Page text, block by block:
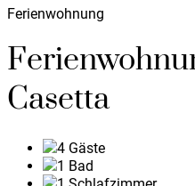
Ferienwohnung
Casetta
4 Gäste
1 Bad